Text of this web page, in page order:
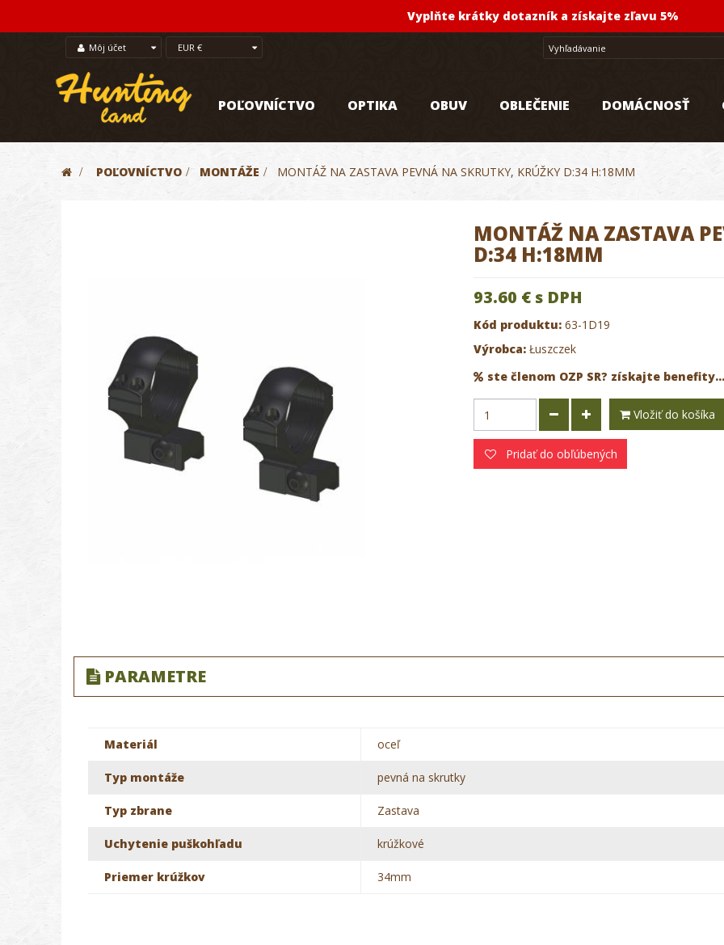
Vyplňte krátky dotazník a získajte zľavu 5%
Môj účet EUR €
POĽOVNÍCTVO OPTIKA OBUV OBLEČENIE DOMÁCNOSŤ
> POĽOVNÍCTVO > MONTÁŽE > MONTÁŽ NA ZASTAVA PEVNÁ NA SKRUTKY, KRÚŽKY D:34 H:18MM
MONTÁŽ NA ZASTAVA
D:34 H:18MM
93.60 €s DPH
Kód produktu: 63-1D19
Výrobca: Łuszczek
ste členom OZP SR? získajte benefity...
Vložiť do košíka
Pridať do obľúbených
PARAMETRE
Materiál oceľ
Typ montáže pevná na skrutky
Typ zbrane Zastava
Uchytenie puškohľadu krúžkové
Priemer krúžkov 34mm